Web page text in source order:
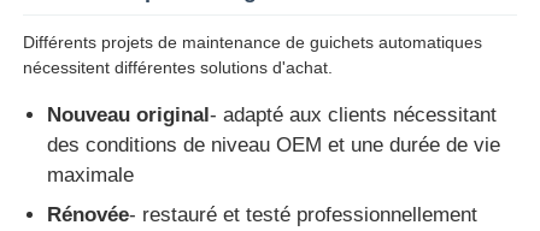
machine à poser
Pièces de rechange ATM
Distributeur automatique de billets
Différents projets de maintenance de guichets automatiques
nécessitent différentes solutions d'achat.
Nouveau original- adapté aux clients nécessitant
des conditions de niveau OEM et une durée de vie
maximale
Rénovée- restauré et testé professionnellement